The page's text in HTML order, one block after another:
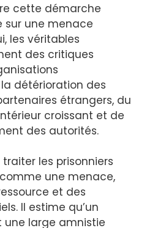
cette démarche
sur une menace
les véritables
des critiques
détérioration des
étrangers, du
croissant et de
des autorités.
les prisonniers
une menace,
et des
Il estime qu’un
large amnistie